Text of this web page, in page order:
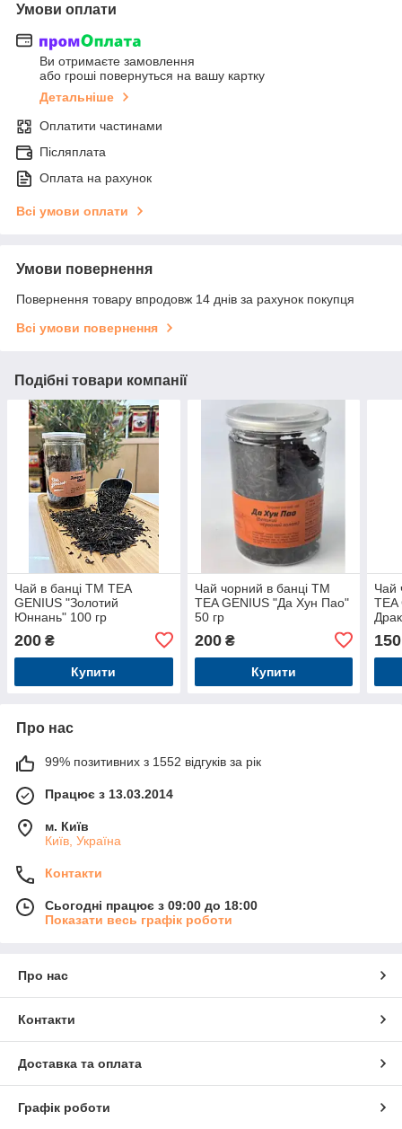
Умови оплати
Ви отримаєте замовлення
або гроші повернуться на вашу картку
Детальніше
Оплатити частинами
Післяплата
Оплата на рахунок
Всі умови оплати
Умови повернення
Повернення товару впродовж 14 днів за рахунок покупця
Всі умови повернення
Подібні товари компанії
Чай в банці TM TEA
GENIUS "Золотий
Юннань" 100 гр
200 ₴
Купити
Чай чорний в банці TM
TEA GENIUS "Да Хун Пао"
50 гр
200₴
Купити
Чай
TEA
150
Про нас
99% позитивних з 1552 відгуків за рік
Працює з 13.03.2014
м. Київ
Київ, Україна
Контакти
Сьогодні працює з 09:00 до 18:00
Показати весь графік роботи
Про нас
Контакти
Доставка та оплата
Графік роботи